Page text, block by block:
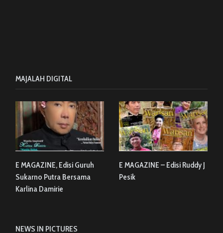
MAJALAH DIGITAL
E MAGAZINE, Edisi Guruh
Sukarno Putra Bersama
Karlina Damirie
E MAGAZINE – Edisi Ruddy J
Pesik
NEWS IN PICTURES